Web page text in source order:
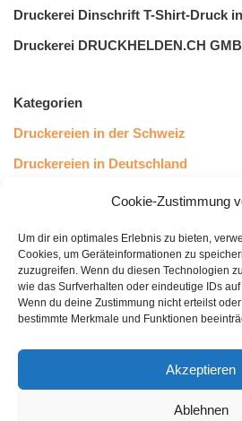
Cookie-Zustimmung
Um dir ein optimales Erlebnis zu bieten,
Cookies, um Geräteinformationen zu
zuzugreifen. Wenn du diesen Technologien
wie das Surfverhalten oder eindeutige IDs
Wenn du deine Zustimmung nicht erteilst
bestimmte Merkmale und Funktionen
Akzeptieren
Ablehnen
Druckerei Dinschrift T-Shirt-Druck
Druckerei DRUCKHELDEN.CH
Kategorien
Druckereien in der Schweiz
Druckereien in Deutschland
Druckereien in Österreich
Kundenstimmen